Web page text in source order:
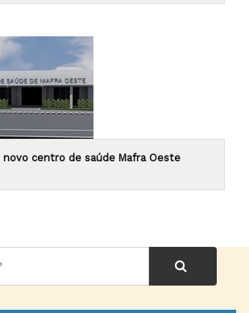
novo centro de saúde Mafra Oeste